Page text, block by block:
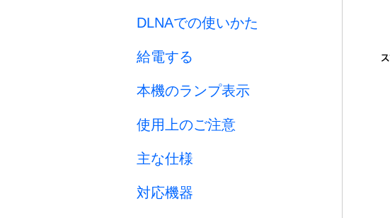
DLNAでの使いかた
給電する
本機のランプ表示
使用上のご注意
主な仕様
対応機器